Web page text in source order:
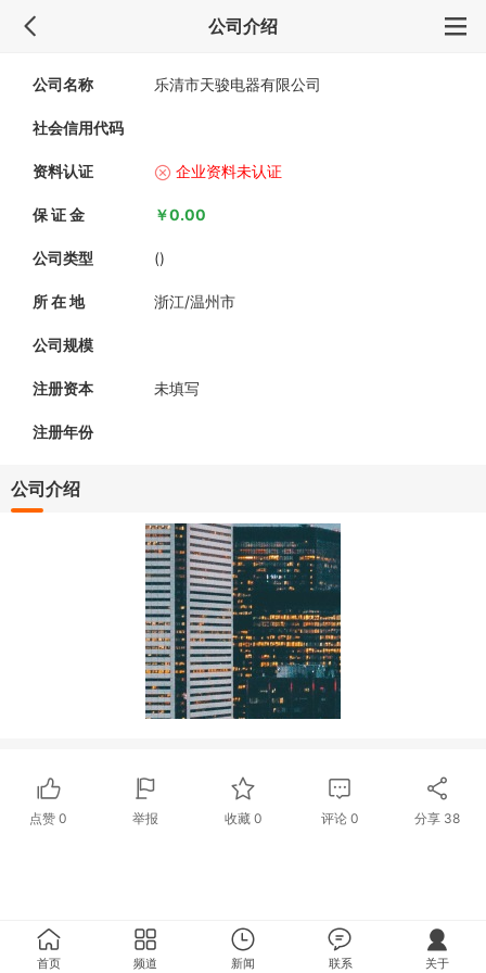
公司介绍
公司名称 乐清市天骏电器有限公司
社会信用代码
资料认证 企业资料未认证
保 证 金 ￥0.00
公司类型 ()
所 在 地 浙江/温州市
公司规模
注册资本 未填写
注册年份
公司介绍
点赞0 举报 收藏 0 评论0 分享 38
首页 频道 新闻 联系 关于